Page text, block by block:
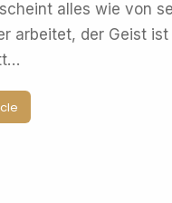
alles wie von
arbeitet, der Geist ist